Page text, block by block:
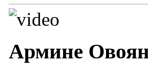
Армине